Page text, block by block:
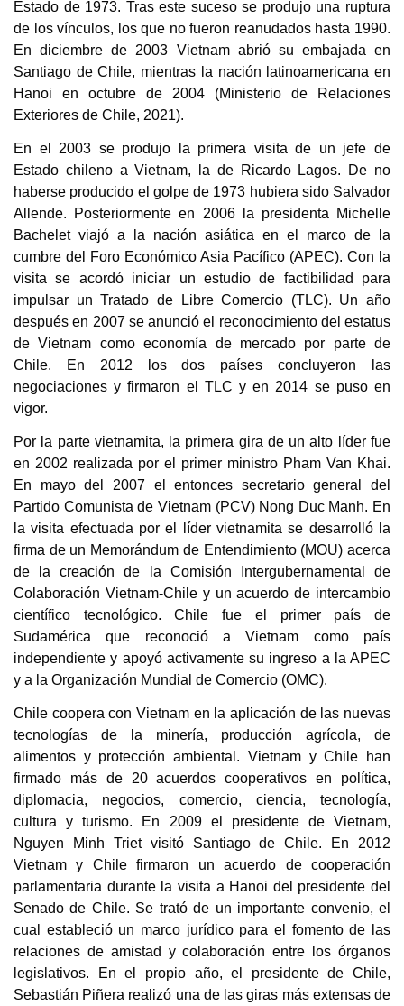
Estado de 1973. Tras este suceso se produjo una ruptura
de los vínculos, los que no fueron reanudados hasta 1990.
En diciembre de 2003 Vietnam abrió su embajada en
Santiago de Chile, mientras la nación latinoamericana en
Hanoi en octubre de 2004 (Ministerio de Relaciones
Exteriores de Chile, 2021).
En el 2003 se produjo la primera visita de un jefe de
Estado chileno a Vietnam, la de Ricardo Lagos. De no
haberse producido el golpe de 1973 hubiera sido Salvador
Allende. Posteriormente en 2006 la presidenta Michelle
Bachelet viajó a la nación asiática en el marco de la
cumbre del Foro Económico Asia Pacífico (APEC). Con la
visita se acordó iniciar un estudio de factibilidad para
impulsar un Tratado de Libre Comercio (TLC). Un año
después en 2007 se anunció el reconocimiento del estatus
de Vietnam como economía de mercado por parte de
Chile.
En 2012 los dos países concluyeron las
negociaciones y firmaron el TLC y en 2014 se puso en
vigor.
Por la parte vietnamita, la primera gira de un alto líder fue
en 2002 realizada por el primer ministro Pham Van Khai.
En mayo del 2007 el entonces secretario general del
Partido Comunista de Vietnam (PCV) Nong Duc Manh. En
la visita efectuada por el líder vietnamita se desarrolló la
firma de un Memorándum de Entendimiento (MOU) acerca
de la creación de la Comisión Intergubernamental de
Colaboración Vietnam-Chile y un acuerdo de intercambio
científico tecnológico.Chile fue el primer país de
Sudamérica que reconoció a Vietnam como país
independiente y apoyó activamente su ingreso a la APEC
y a la Organización Mundial de Comercio (OMC).
Chile coopera con Vietnam en la aplicación de las nuevas
tecnologías de la minería, producción agrícola, de
alimentos y protección ambiental. Vietnam y Chile han
firmado más de 20 acuerdos cooperativos en política,
diplomacia, negocios, comercio, ciencia, tecnología,
cultura y turismo. En 2009 el presidente de Vietnam,
Nguyen Minh Triet visitó Santiago de Chile. En 2012
Vietnam y Chile firmaron un acuerdo de cooperación
parlamentaria durante la visita a Hanoi del presidente del
Senado de Chile. Se trató de un importante convenio, el
cual estableció un marco jurídico para el fomento de las
relaciones de amistad y colaboración entre los órganos
legislativos. En el propio año,el presidente de Chile,
Sebastián Piñera realizó una de las giras más extensas de